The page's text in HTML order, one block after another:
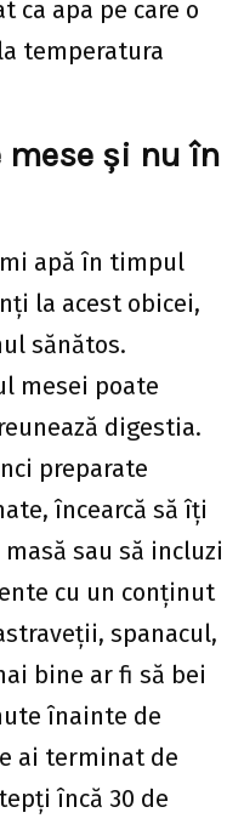
ca apa pe care o
temperatura
mese și nu în
apă în timpul
la acest obicei,
sănătos.
mesei poate
digestia.
preparate
încearcă să îți
sau să incluzi
cu un conținut
spanacul,
bine ar fi să bei
înainte de
ai terminat de
încă 30 de